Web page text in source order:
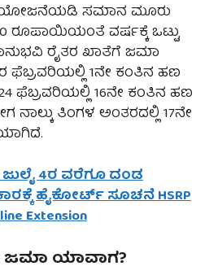
ಯೋಜನೆಯಡಿ ಸಮಾನ ಮೂರು
ರೂಪಾಯಿಯಂತೆ ವರ್ಷಕ್ಕೆ ಒಟ್ಟು
ರೈತರ ಖಾತೆಗೆ ಜಮಾ
ಫೆಬ್ರವರಿಯಲ್ಲಿ 1ನೇ ಕಂತಿನ ಹಣ
ಫೆಬ್ರವರಿಯಲ್ಲಿ 16ನೇ ಕಂತಿನ ಹಣ
ತಿಂಗಳ ಅಂತರದಲ್ಲಿ 17ನೇ
4ರ ವರೆಗೂ ದಂಡ
ಹೈಕೋರ್ಟ್ ಸೂಚನೆ HSRP
Extension
ಜಮಾ ಯಾವಾಗ?